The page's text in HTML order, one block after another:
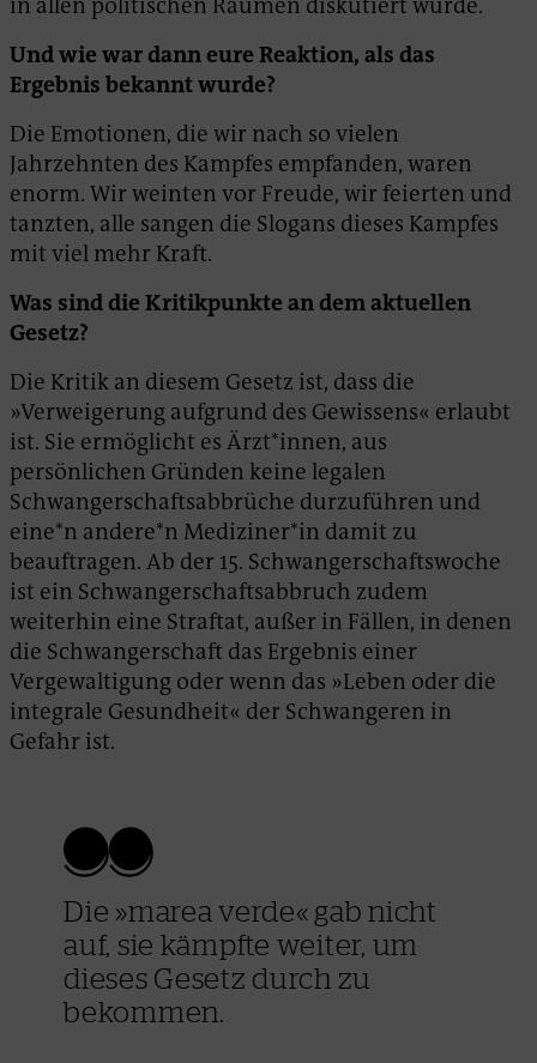
Und wie war dann eure Reaktion, als das
Ergebnis bekannt wurde?
Die Emotionen, die wir nach so vielen
Jahrzehnten des Kampfes empfanden, waren
enorm. Wir weinten vor Freude, wir feierten und
tanzten, alle sangen die Slogans dieses Kampfes
mit viel mehr Kraft.
Was sind die Kritikpunkte an dem aktuellen
Gesetz?
Die Kritik an diesem Gesetz ist, dass die
»Verweigerung aufgrund des Gewissens« erlaubt
ist. Sie ermöglicht es Ärzt*innen, aus
persönlichen Gründen keine legalen
Schwangerschaftsabbrüche durzuführen und
eine*n andere*n Mediziner*in damit zu
beauftragen. Ab der 15. Schwangerschaftswoche
ist ein Schwangerschaftsabbruch zudem
weiterhin eine Straftat, außer in Fällen, in denen
die Schwangerschaft das Ergebnis einer
Vergewaltigung oder wenn das »Leben oder die
integrale Gesundheit« der Schwangeren in
Gefahr ist.
Die »marea verde« gab nicht
auf, sie kämpfte weiter, um
dieses Gesetz durch zu
bekommen.